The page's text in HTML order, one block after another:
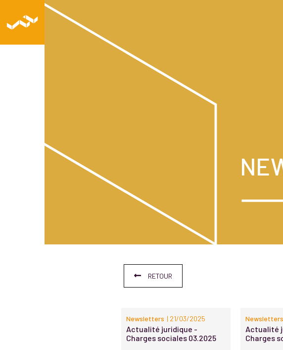
RETOUR
Newsletters | 21/03/2025
Actualité juridique -
Charges sociales 03.2025
Newsletters
Actualité
Charges